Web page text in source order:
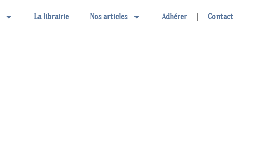
La librairie Nos articles Adhérer Contact